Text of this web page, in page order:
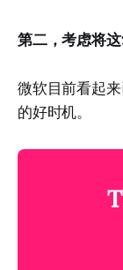
第二，考虑将
微软目前看起
的好时机。